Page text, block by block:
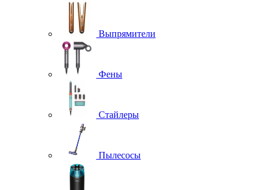
Выпрямители
Фены
Стайлеры
Пылесосы